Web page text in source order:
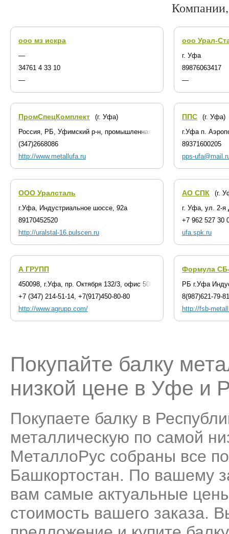
ооо мз искра
—
34761 4 33 10
—
ооо Урал-
г. Уфа
89876063417
—
ПромСпецКомплект
(г. Уфа)
Россия, РБ, Уфимский р-н, промышленная зона Уршак
(347)2668086
http://www.metallufa.ru
ППС
(г. Уфа)
г.Уфа п.
89371600205
pps-
ООО Уралсталь
г.Уфа, Индустриальное шоссе, 92а
89170452520
http://uralstal-16.pulscen.ru
АО СПК
(г.
г. Уфа, ул. 2-я
+7 962 527 30
ufa.spk.ru
А ГРУПП
450098, г.Уфа, пр. Октября 132/3, офис 508
+7 (347) 214-51-14, +7(917)450-80-80
http://www.agrupp.com/
Формула
РБ г.Уфа
8(987)621-79-
http://fsb-
Покупайте балку
низкой цене в Уфе и
Покупаете балку в
металлическую по самой
МеталлоРус собраны все
Башкортостан. По вашему
вам самые актуальные
стоимость вашего заказа.